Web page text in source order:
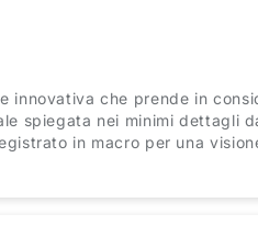
innovativa che prende in
spiegata nei minimi dettagli
in macro per una